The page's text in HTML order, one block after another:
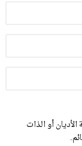
أو الذات